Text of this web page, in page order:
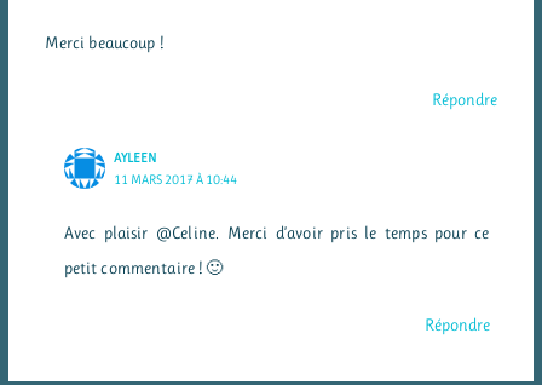
Merci beaucoup !
Répondre
AYLEEN
11 MARS 2017 À 10:44
Avec plaisir @Celine. Merci d’avoir pris le temps pour ce
petit commentaire ! 🙂
Répondre